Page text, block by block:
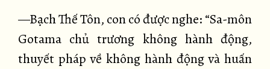
—Bạch Thế Tôn, con có được nghe: “Sa-môn
Gotama chủ trương không hành động,
thuyết pháp về không hành động và huấn